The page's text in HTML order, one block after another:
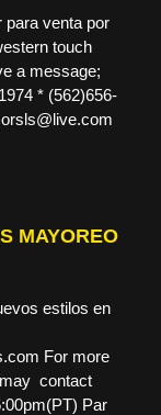
para venta por
touch
a message;
* (562)656-
MAYOREO
estilos en
For more
contact
Par